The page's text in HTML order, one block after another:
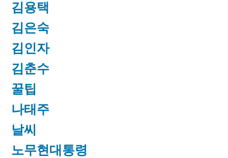
김용택
김은숙
김인자
김춘수
꿀팁
나태주
날씨
노무현대통령